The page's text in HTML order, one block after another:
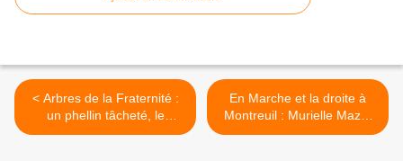
< Arbres de la Fraternité :
un phellin tâcheté, le
deuxième gratuit?
En Marche et la droite à
Montreuil : Murielle Mazé,
masquée, démasquée >